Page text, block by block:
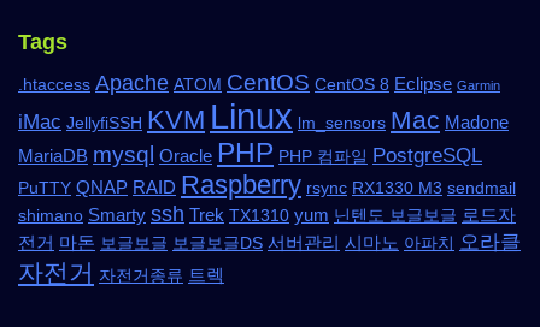
Tags
.htaccess Apache ATOM CentOS CentOS 8 Eclipse Garmin
iMac JellyfiSSH KVM Linux lm_sensors Mac Madone
MariaDB mysql Oracle PHP PHP 컴파일 PostgreSQL
PuTTY QNAP RAID Raspberry rsync RX1330 M3 sendmail
shimano Smarty ssh Trek TX1310 yum 닌텐도 보글보글 로드자
전거 마돈 보글보글 보글보글DS 서버관리 시마노 아파치 오라클
자전거 자전거종류 트렉